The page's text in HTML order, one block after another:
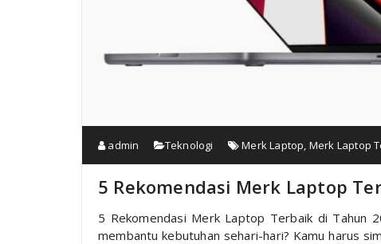
admin Teknologi Merk Laptop, Merk Laptop
5 Rekomendasi Merk Laptop
5 Rekomendasi Merk Laptop Terbaik di Tahun
membantu kebutuhan sehari-hari? Kamu harus